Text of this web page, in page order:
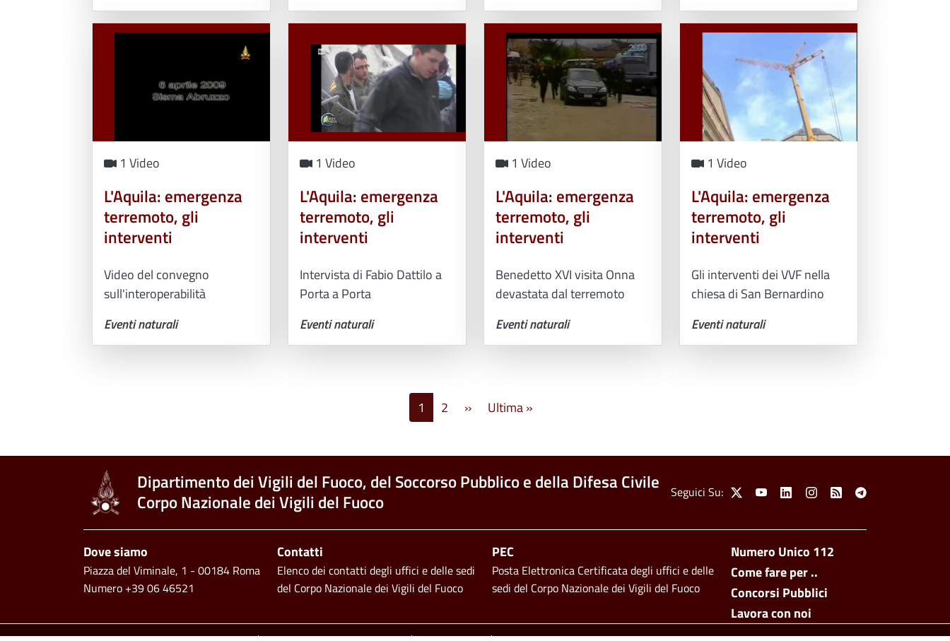
1 Video
L'Aquila: emergenza
terremoto, gli
interventi
Video del convegno
sull'interoperabilità
Eventi naturali
1 Video
L'Aquila: emergenza
terremoto, gli
interventi
Intervista di Fabio Dattilo a
Porta a Porta
Eventi naturali
1 Video
L'Aquila: emergenza
terremoto, gli
interventi
Benedetto XVI visita Onna
devastata dal terremoto
Eventi naturali
1 Video
L'Aquila: emergenza
terremoto, gli
interventi
Gli interventi dei VVF nella
chiesa di San Bernardino
Eventi naturali
1 2 ››Pagina successiva
Ultima »Ultima pagina
Dipartimento dei Vigili del Fuoco, del Soccorso Pubblico e della Difesa Civile
Corpo Nazionale dei Vigili del Fuoco
Social Menu
Seguici Su: X YoutubeLinkedinInstagram
Feed Telegram
Footer side
Numero Unico 112
Come fare per ..
Concorsi Pubblici
Lavora con noi
Footer
Dove siamo
Piazza del Viminale, 1 - 00184 Roma
Numero +39 06 46521
Contatti
Elenco dei contatti degli uffici e delle sedi
del Corpo Nazionale dei Vigili del Fuoco
PEC
Posta Elettronica Certificata degli uffici e delle
sedi del Corpo Nazionale dei Vigili del Fuoco